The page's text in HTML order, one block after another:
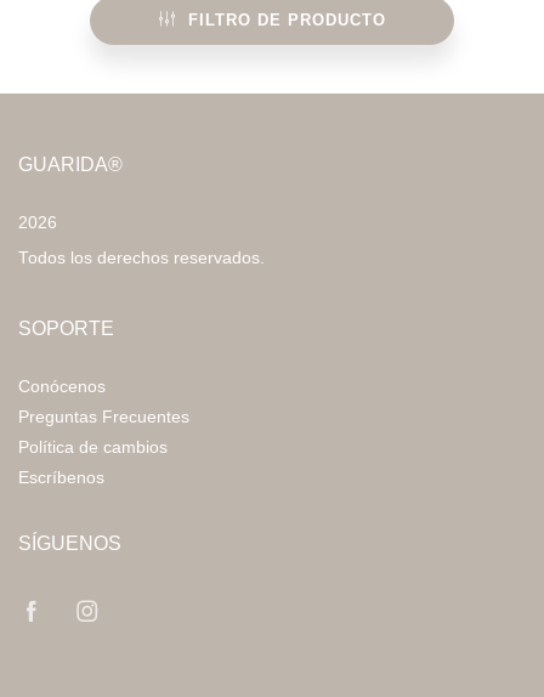
FILTRO DE PRODUCTO
GUARIDA®
2026
Todos los derechos reservados.
SOPORTE
Conócenos
Preguntas Frecuentes
Política de cambios
Escríbenos
SÍGUENOS